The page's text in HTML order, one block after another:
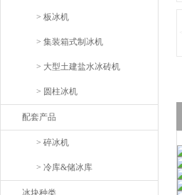
> 板冰机
> 集装箱式制冰机
> 大型土建盐水冰砖机
> 圆柱冰机
配套产品
> 碎冰机
> 冷库&储冰库
冰块种类